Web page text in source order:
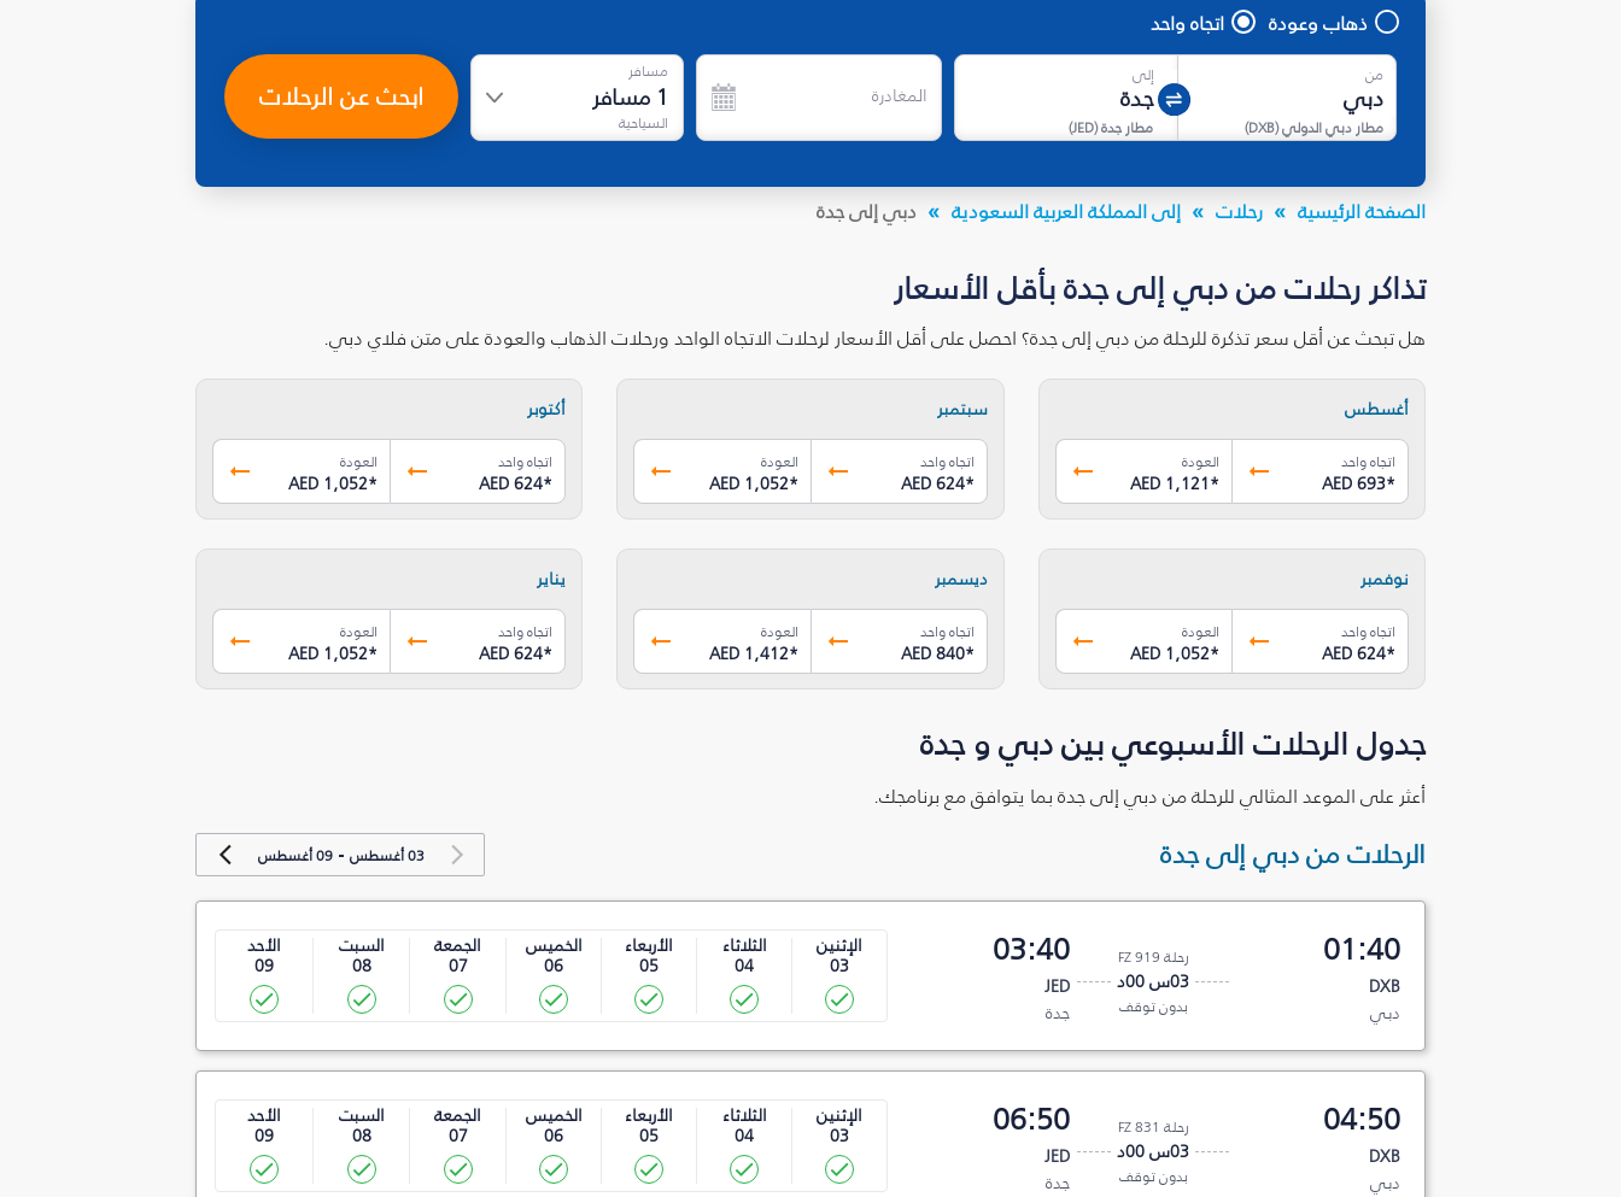
ذهاب وعودة اتجاه واحد
من
مطار دبي الدولي(
DXB
)
إلى
مطار جدة(
JED
)
المغادرة
مسافر
1 مسافر
السياحية
ابحث عن الرحلات
الصفحة الرئيسية رحلات إلى المملكة العربية السعودية دبي إلى جدة
تذاكر رحلات من دبي إلى جدة بأقل الأسعار
هل تبحث عن أقل سعر تذكرة للرحلة من دبي إلى جدة؟ احصل على أقل الأسعار لرحلات الاتجاه الواحد ورحلات الذهاب والعودة على متن فلاي دبي.
أغسطس
اتجاه واحد
AED 693*
العودة
AED 1,121*
سبتمبر
اتجاه واحد
AED 624*
العودة
AED 1,052*
أكتوبر
اتجاه واحد
AED 624*
العودة
AED 1,052*
نوفمبر
اتجاه واحد
AED 624*
العودة
AED 1,052*
ديسمبر
اتجاه واحد
AED 840*
العودة
AED 1,412*
يناير
اتجاه واحد
AED 624*
العودة
AED 1,052*
جدول الرحلات الأسبوعي بين دبي و جدة
أعثر على الموعد المثالي للرحلة من دبي إلى جدة بما يتوافق مع برنامجك.
الرحلات من دبي إلى جدة 03 أغسطس -09 أغسطس
01:40
DXB
دبي
رحلة FZ 919
03س 00د
بدون توقف
03:40
JED
جدة
الإثنين
03
الثلاثاء
04
الأربعاء
05
الخميس
06
الجمعة
07
السبت
08
الأحد
09
04:50
DXB
دبي
رحلة FZ 831
03س 00د
بدون توقف
06:50
JED
جدة
الإثنين
03
الثلاثاء
04
الأربعاء
05
الخميس
06
الجمعة
07
السبت
08
الأحد
09